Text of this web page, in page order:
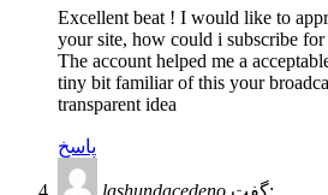
Excellent beat ! I would like to
your site, how could i subscribe
The account helped me a
tiny bit familiar of this your
transparent idea
پاسخ
lashundacedeno گفت: